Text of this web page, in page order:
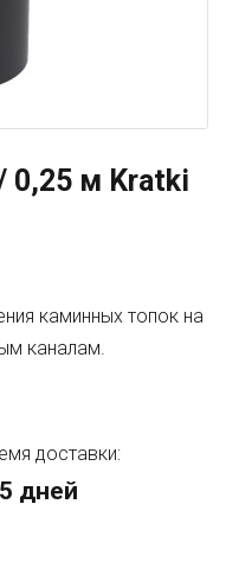
0,25 м Kratki
каминных топок на
каналам.
доставки:
дней